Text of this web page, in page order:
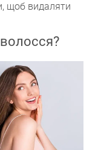
щоб видаляти